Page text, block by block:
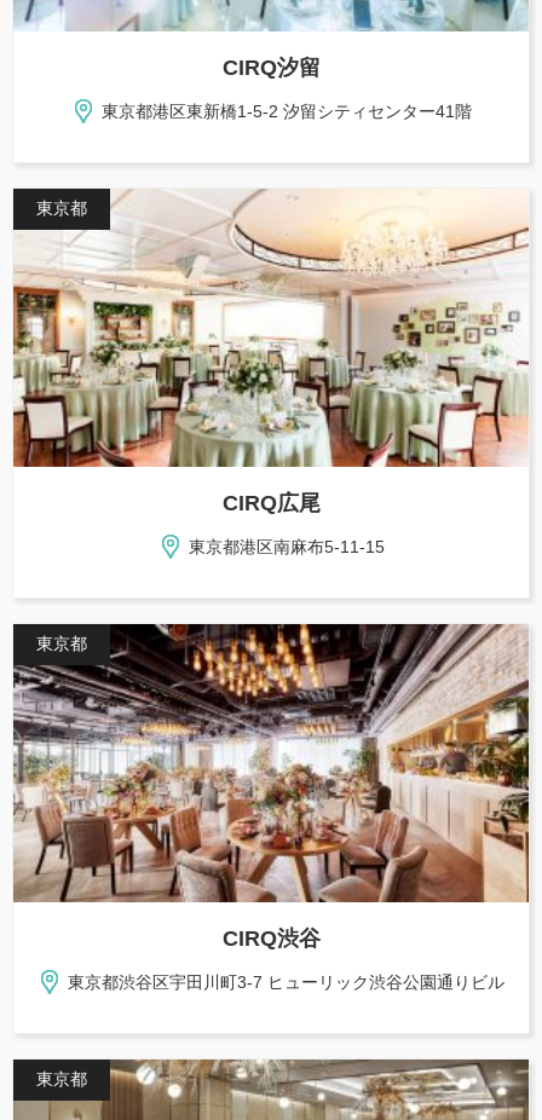
CIRQ汐留
東京都港区東新橋1-5-2 汐留シティセンター41階
東京都
CIRQ広尾
東京都港区南麻布5-11-15
東京都
CIRQ渋谷
東京都渋谷区宇田川町3-7 ヒューリック渋谷公園通りビル
東京都